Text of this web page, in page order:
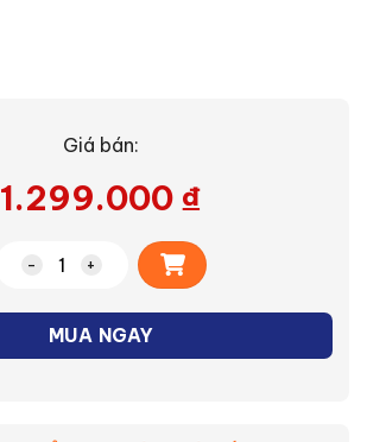
Giá bán:
1.299.000 ₫
Bàn ủi hơi nước cầm tay Philips
MUA NGAY
Alternative: